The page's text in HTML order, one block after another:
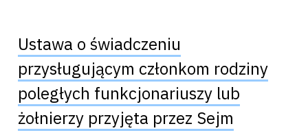
Ustawa o świadczeniu
przysługującym członkom rodziny
poległych funkcjonariuszy lub
żołnierzy przyjęta przez Sejm